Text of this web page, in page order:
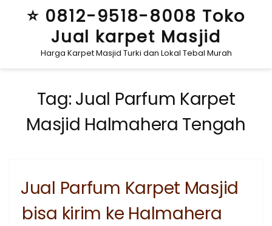
⭐ 0812-9518-8008 Toko
Jual karpet Masjid
Harga Karpet Masjid Turki dan Lokal Tebal Murah
Tag: Jual Parfum Karpet
Masjid Halmahera Tengah
Jual Parfum Karpet Masjid
bisa kirim ke Halmahera